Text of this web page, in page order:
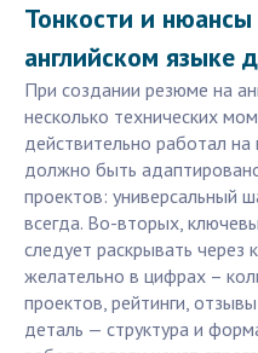
Тонкости и
английском языке
При создании резюме на
несколько технических
действительно работал
должно быть
проектов: универсальный
всегда. Во-вторых,
следует раскрывать через
желательно в цифрах –
проектов, рейтинги,
деталь — структура и